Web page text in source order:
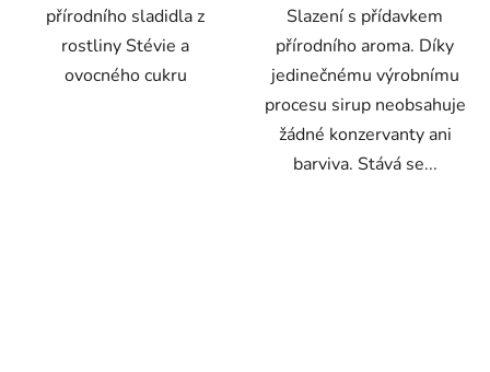
přírodního sladidla z
rostliny Stévie a
ovocného cukru
Slazení s přídavkem
přírodního aroma. Díky
jedinečnému výrobnímu
procesu sirup neobsahuje
žádné konzervanty ani
barviva. Stává se...